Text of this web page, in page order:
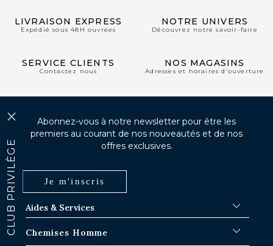
LIVRAISON EXPRESS
Expédié sous 48H ouvrées
NOTRE UNIVERS
Découvrez notre savoir-faire
SERVICE CLIENTS
Contactez nous
NOS MAGASINS
Adresses et horaires d’ouverture
Aides & Services
Délais d'expédition
Chemises Homme
Abonnez-vous à notre newsletter pour être les
premiers au courant de nos nouveautés et de nos
offres exclusives.
Je m'inscris